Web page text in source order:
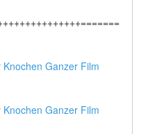
Knochen Ganzer Film
Knochen Ganzer Film